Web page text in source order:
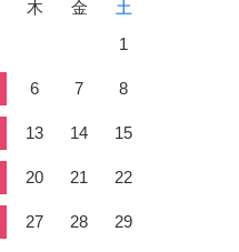
木 金
土
1
6 7 8
13 14 15
20 21 22
27 28 29